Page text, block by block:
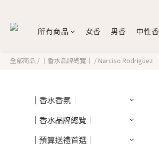
所有商品 女香 男香 中性香
全部商品 / ｜香水品牌總覽｜ / Narciso Rodriguez
｜香水香氛｜
｜香水品牌總覽｜
｜預算送禮首選｜